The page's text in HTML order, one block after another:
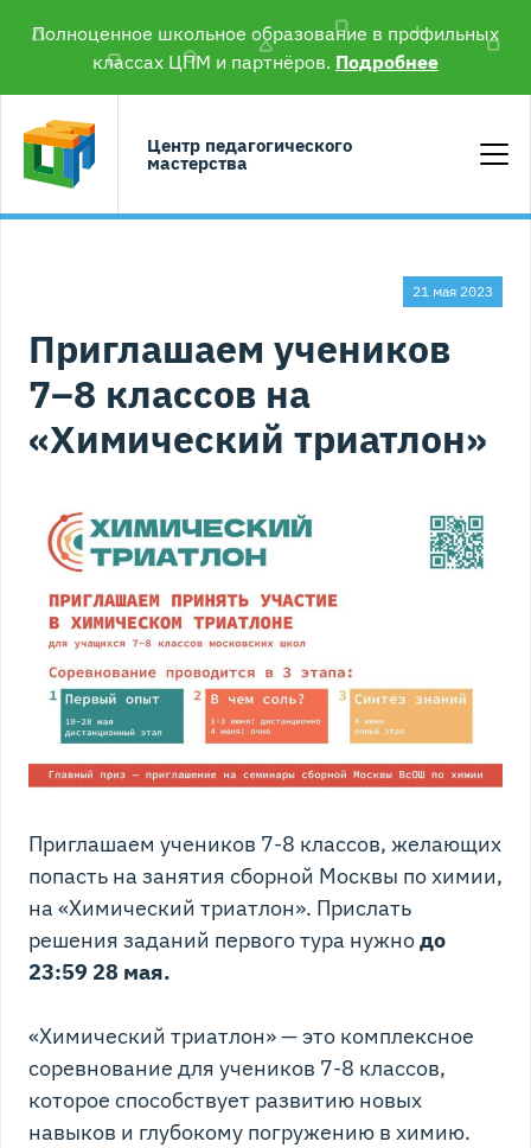
Полноценное школьное образование в профильных
классах ЦПМ и партнёров. Подробнее
Центр педагогического
мастерства
21 мая 2023
Приглашаем учеников
7–8 классов на
«Химический триатлон»
Приглашаем учеников 7-8 классов, желающих
попасть на занятия сборной Москвы по химии,
на «Химический триатлон». Прислать
решения заданий первого тура нужнодо
23:59 28 мая.
«Химический триатлон» — это комплексное
соревнование для учеников 7-8 классов,
которое способствует развитию новых
навыков и глубокому погружению в химию.